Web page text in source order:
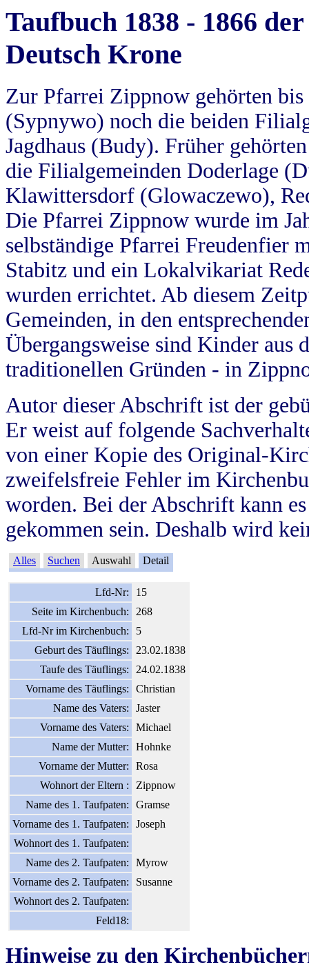
Taufbuch 1838 - 1866
Deutsch Krone
Zur Pfarrei Zippnow gehörten
(Sypnywo) noch die beiden
Jagdhaus (Budy). Früher
die Filialgemeinden Doderlage
Klawittersdorf (Glowaczewo),
Die Pfarrei Zippnow wurde im
selbständige Pfarrei Freudenfier
Stabitz und ein Lokalvikariat
wurden errichtet. Ab diesem
Gemeinden, in den
Übergangsweise sind Kinder aus
traditionellen Gründen - in
Autor dieser Abschrift ist der
Er weist auf folgende
von einer Kopie des Original-
zweifelsfreie Fehler im
worden. Bei der Abschrift kann
gekommen sein. Deshalb wird
Alles Suchen Auswahl Detail
Lfd-Nr:
15
Seite im Kirchenbuch:
268
Lfd-Nr im Kirchenbuch:
5
Geburt des Täuflings:
23.02.1838
Taufe des Täuflings:
24.02.1838
Vorname des Täuflings:
Christian
Name des Vaters:
Jaster
Vorname des Vaters:
Michael
Name der Mutter:
Hohnke
Vorname der Mutter:
Rosa
Wohnort der Eltern :
Zippnow
Name des 1. Taufpaten:
Gramse
Vorname des 1. Taufpaten:
Joseph
Wohnort des 1. Taufpaten:
Name des 2. Taufpaten:
Myrow
Vorname des 2. Taufpaten:
Susanne
Wohnort des 2. Taufpaten:
Feld18:
Hinweise zu den